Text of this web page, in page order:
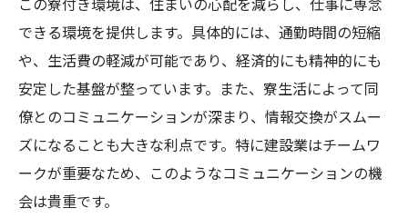
この寮付き環境は、住まいの心配を減らし、仕事に専念
できる環境を提供します。具体的には、通勤時間の短縮
や、生活費の軽減が可能であり、経済的にも精神的にも
安定した基盤が整っています。また、寮生活によって同
僚とのコミュニケーションが深まり、情報交換がスムー
ズになることも大きな利点です。特に建設業はチームワ
ークが重要なため、このようなコミュニケーションの機
会は貴重です。